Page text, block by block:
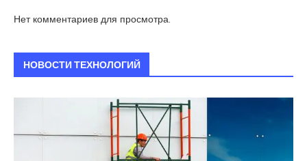
Нет комментариев для просмотра.
НОВОСТИ ТЕХНОЛОГИЙ